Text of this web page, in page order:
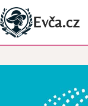
Přeskočit
na
obsah
Evča.cz